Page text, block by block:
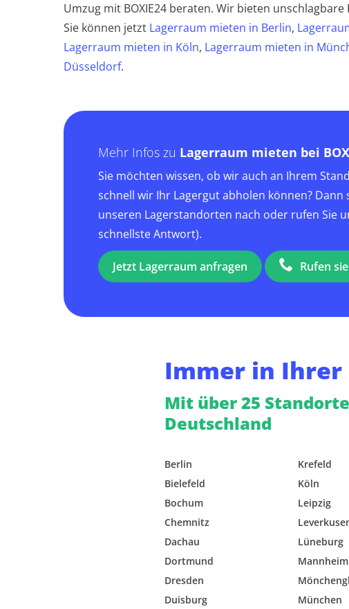
Umzug mit BOXIE24 beraten. Wir bieten
Sie können jetzt Lagerraum mieten in Berlin,
Lagerraum mieten in Köln, Lagerraum mieten in
Düsseldorf.
Mehr Infos zu Lagerraum mieten bei
Sie möchten wissen, ob wir auch an Ihrem
schnell wir Ihr Lagergut abholen können? Dann
unseren Lagerstandorten nach oder rufen Sie
schnellste Antwort).
Jetzt Lagerraum anfragen Rufen
Immer in Ihrer
Mit über 25
Deutschland
Berlin
Bielefeld
Bochum
Chemnitz
Dachau
Dortmund
Dresden
Duisburg
Krefeld
Köln
Leipzig
Lüneburg
Mannheim
München